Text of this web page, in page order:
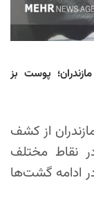
پوست بز
از کشف
نقاط مختلف
ادامه گشت‌ها